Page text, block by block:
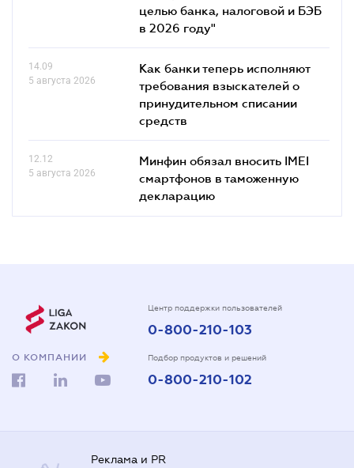
целью банка, налоговой и БЭБ
в 2026 году"
14.09
5 августа 2026
Как банки теперь исполняют
требования взыскателей о
принудительном списании
средств
12.12
5 августа 2026
Минфин обязал вносить IMEI
смартфонов в таможенную
декларацию
О КОМПАНИИ
Центр поддержки пользователей
0-800-210-103
Подбор продуктов и решений
0-800-210-102
Реклама и PR